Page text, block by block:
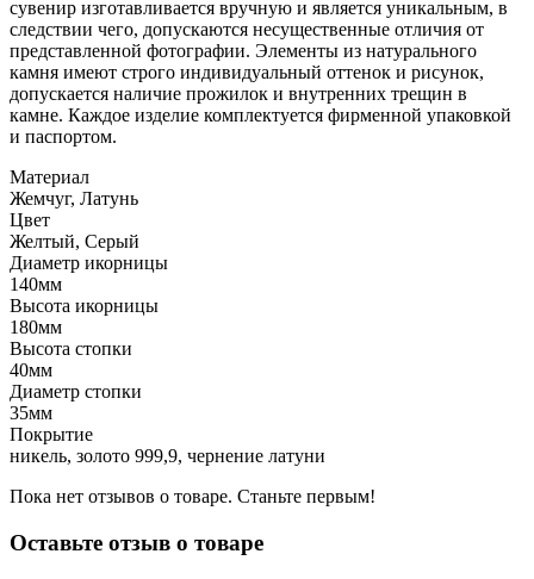
сувенир изготавливается вручную и является уникальным, в
следствии чего, допускаются несущественные отличия от
представленной фотографии. Элементы из натурального
камня имеют строго индивидуальный оттенок и рисунок,
допускается наличие прожилок и внутренних трещин в
камне. Каждое изделие комплектуется фирменной упаковкой
и паспортом.
Материал
Жемчуг, Латунь
Цвет
Желтый, Серый
Диаметр икорницы
140мм
Высота икорницы
180мм
Высота стопки
40мм
Диаметр стопки
35мм
Покрытие
никель, золото 999,9, чернение латуни
Пока нет отзывов о товаре. Станьте первым!
Оставьте отзыв о товаре